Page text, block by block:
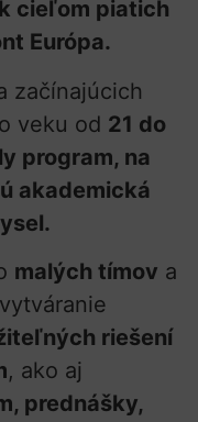
cieľom piatich
Európa.
začínajúcich
veku od 21 do
program, na
akademická
malých tímov a
riešení
, ako aj
prednášky,